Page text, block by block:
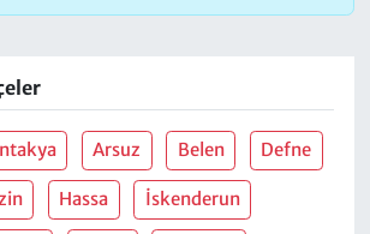
Arsuz Belen Defne
Hassa İskenderun